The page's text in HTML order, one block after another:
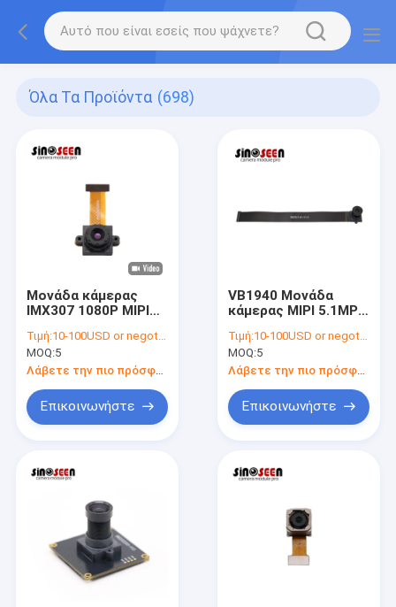
Όλα Τα Προϊόντα (698)
Μονάδα κάμερας
IMX307 1080P MIPI
Home και Drone
Τιμή:10-100USD or negotiable
MOQ:5
Λάβετε την πιο πρόσφατη τιμή
Επικοινωνήστε
VB1940 Μονάδα
κάμερας MIPI 5.1MP
Αυτοκίνητα
Τιμή:10-100USD or negotiable
MOQ:5
Επικοινωνήστε